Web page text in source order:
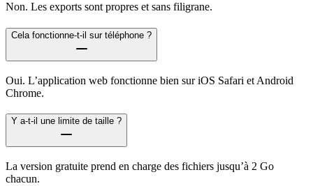
Non. Les exports sont propres et sans filigrane.
Cela fonctionne-t-il sur téléphone ?
Oui. L’application web fonctionne bien sur iOS Safari et Android
Chrome.
Y a-t-il une limite de taille ?
La version gratuite prend en charge des fichiers jusqu’à 2 Go
chacun.